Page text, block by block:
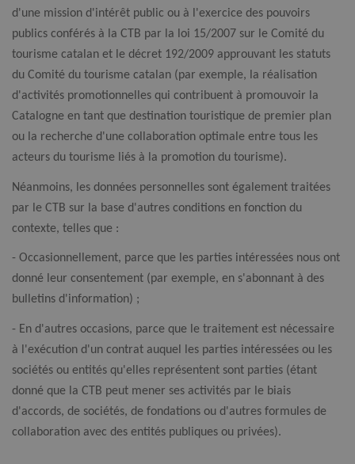
d'une mission d'intérêt public ou à l'exercice des pouvoirs
publics conférés à la CTB par la loi 15/2007 sur le Comité du
tourisme catalan et le décret 192/2009 approuvant les statuts
du Comité du tourisme catalan (par exemple, la réalisation
d'activités promotionnelles qui contribuent à promouvoir la
Catalogne en tant que destination touristique de premier plan
ou la recherche d'une collaboration optimale entre tous les
acteurs du tourisme liés à la promotion du tourisme).
Néanmoins, les données personnelles sont également traitées
par le CTB sur la base d'autres conditions en fonction du
contexte, telles que :
- Occasionnellement, parce que les parties intéressées nous ont
donné leur consentement (par exemple, en s'abonnant à des
bulletins d'information) ;
- En d'autres occasions, parce que le traitement est nécessaire
à l'exécution d'un contrat auquel les parties intéressées ou les
sociétés ou entités qu'elles représentent sont parties (étant
donné que la CTB peut mener ses activités par le biais
d'accords, de sociétés, de fondations ou d'autres formules de
collaboration avec des entités publiques ou privées).